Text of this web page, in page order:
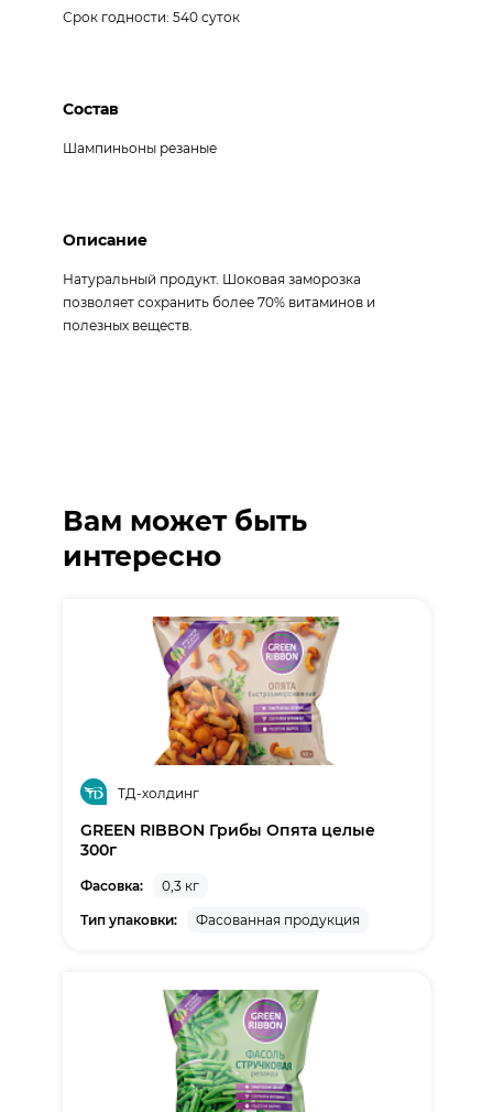
Срок годности: 540 суток
Состав
Шампиньоны резаные
Описание
Натуральный продукт. Шоковая заморозка
позволяет сохранить более 70% витаминов и
полезных веществ.
Вам может быть
интересно
ТД-холдинг
GREEN RIBBON Грибы Опята целые
300г
Фасовка:
0,3 кг
Тип упаковки:
Фасованная продукция